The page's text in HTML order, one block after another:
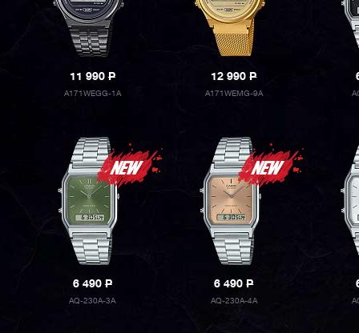
11 990P
A171WEGG-1A
12 990P
A171WEMG-9A
6 490P
AQ-230A-3A
6 490P
AQ-230A-4A